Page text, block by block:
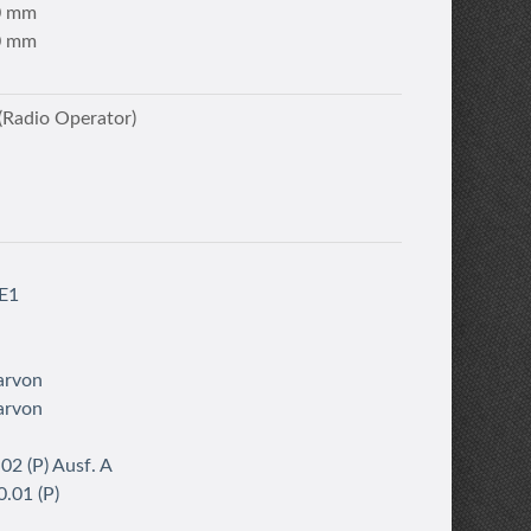
mm
mm
Operator)
(P) Ausf. A
(P)